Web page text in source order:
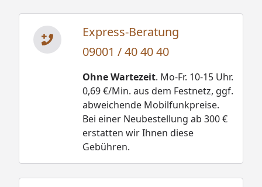
Express-Beratung
09001 / 40 40 40
Ohne Wartezeit. Mo-Fr. 10-15 Uhr.
0,69 €/Min. aus dem Festnetz, ggf.
abweichende Mobilfunkpreise.
Bei einer Neubestellung ab 300 €
erstatten wir Ihnen diese
Gebühren.